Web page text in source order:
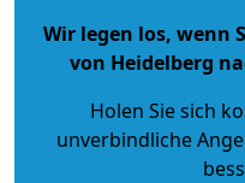
Wir legen los, wenn
von Heidelberg
Holen Sie sich
unverbindliche